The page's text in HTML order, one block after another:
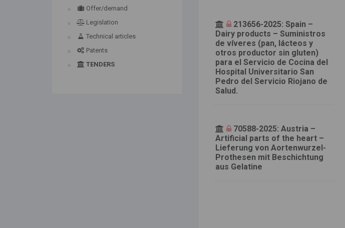
Offer/demand
Legislation
Technical articles
Patents
TENDERS
213656-2025: Spain –
Dairy products – Suministros
de víveres (pan, lácteos y
otros productor sin gluten)
para el Servicio de Cocina del
Hospital Universitario San
Pedro del Servicio Riojano de
Salud.
70588-2025: Austria –
Artificial parts of the heart –
Lieferung von Aortenwurzel-
Prothesen mit Beschichtung
aus Gelatine